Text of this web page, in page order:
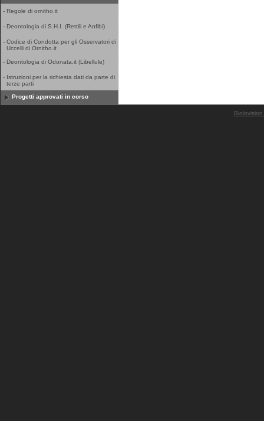
- Regole di ornitho.it
- Deontologia di S.H.I. (Rettili e Anfibi)
- Codice di Condotta per gli Osservatori di
Uccelli di Ornitho.it
- Deontologia di Odonata.it (Libellule)
- Istruzioni per la richiesta dati da parte di
terze parti
Progetti approvati in corso
Biolovision